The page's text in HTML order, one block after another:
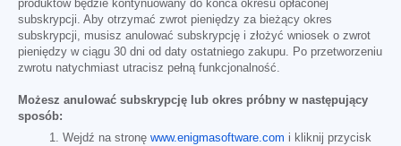
produktów będzie kontynuowany do końca okresu opłaconej
subskrypcji. Aby otrzymać zwrot pieniędzy za bieżący okres
subskrypcji, musisz anulować subskrypcję i złożyć wniosek o zwrot
pieniędzy w ciągu 30 dni od daty ostatniego zakupu. Po przetworzeniu
zwrotu natychmiast utracisz pełną funkcjonalność.
Możesz anulować subskrypcję lub okres próbny w następujący
sposób:
Wejdź na stronę www.enigmasoftware.com i kliknij przycisk